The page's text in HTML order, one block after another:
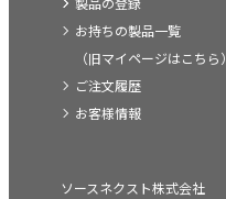
お持ちの製品一覧
（旧マイページはこちら）
ご注文履歴
お客様情報
ソースネクスト株式会社